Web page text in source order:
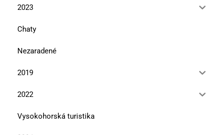
2023
Chaty
Nezaradené
2019
2022
Vysokohorská turistika